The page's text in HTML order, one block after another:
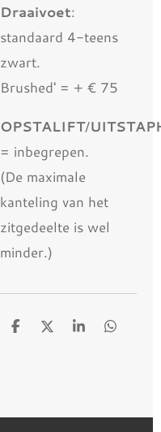
Draaivoet:
standaard 4-teens
zwart.
Brushed' = + € 75
OPSTALIFT/
= inbegrepen.
(De maximale
kanteling van het
zitgedeelte is wel
minder.)
D
D
S
D